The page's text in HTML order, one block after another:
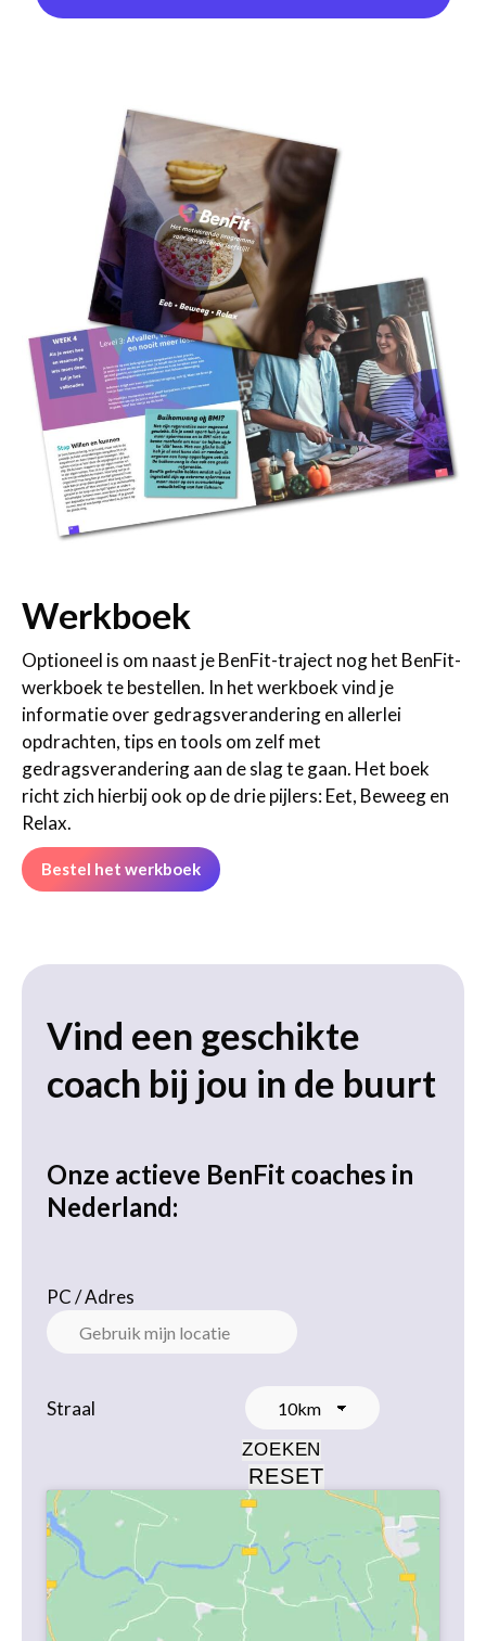
Werkboek
Optioneel is om naast je BenFit-traject nog het BenFit-
werkboek te bestellen. In het werkboek vind je
informatie over gedragsverandering en allerlei
opdrachten, tips en tools om zelf met
gedragsverandering aan de slag te gaan. Het boek
richt zich hierbij ook op de drie pijlers: Eet, Beweeg en
Relax.
Bestel het werkboek
Vind een geschikte
coach bij jou in de buurt
Onze actieve BenFit coaches in
Nederland:
PC / Adres
Straal